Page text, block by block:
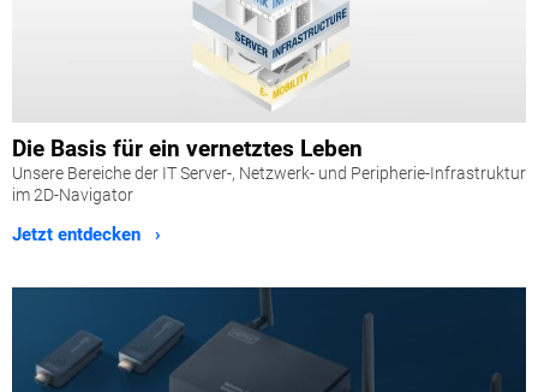
Die Basis für ein vernetztes Leben
Unsere Bereiche der IT Server-, Netzwerk- und Peripherie-Infrastruktur
im 2D-Navigator
Jetzt entdecken ›